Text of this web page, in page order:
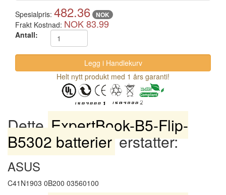
Spesialpris: 482.36 NOK
Frakt Kostnad: NOK 83.99
Antall:
Helt nytt produkt med 1 års garanti!
DetteExpertBook-B5-Flip-
B5302 batteriererstatter:
ASUS
C41N1903 0B200 03560100